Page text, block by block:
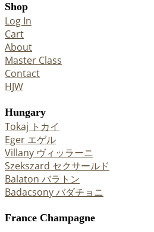
Shop
Log In
Cart
About
Master Class
Contact
HJW
Hungary
Tokaj トカイ
Eger エゲル
Villany ヴィッラーニ
Szekszard セクサールド
Balaton バラトン
Badacsony バダチョニ
France Champagne